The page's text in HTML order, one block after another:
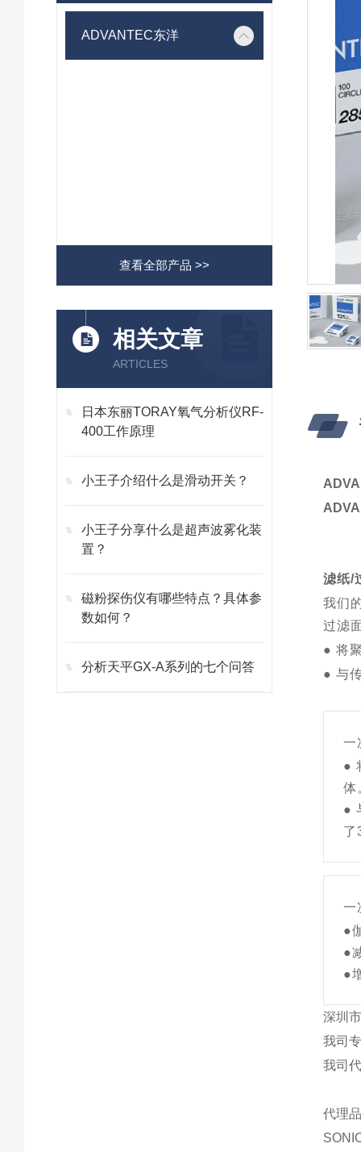
ADVANTEC东洋
查看全部产品 >>
相关文章
ARTICLES
日本东丽TORAY氧气分析仪RF-
400工作原理
小王子介绍什么是滑动开关？
小王子分享什么是超声波雾化装
置？
磁粉探伤仪有哪些特点？具体参
数如何？
分析天平GX-A系列的七个问答
滤纸/
我们
过滤
● 将
● 与
一
●
体
●
了
一
●
●
●
深圳
我司
我司
代理